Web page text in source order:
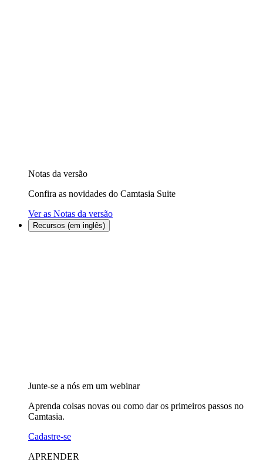
Notas da versão
Confira as novidades do Camtasia Suite
Ver as Notas da versão
Recursos (em inglês)
Junte-se a nós em um webinar
Aprenda coisas novas ou como dar os primeiros passos no
Camtasia.
Cadastre-se
APRENDER